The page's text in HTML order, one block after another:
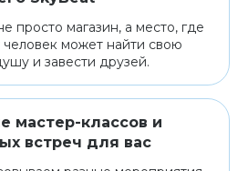
просто магазин, а место, где
может найти свою
и завести друзей.
мастер-классов и
встреч для вас